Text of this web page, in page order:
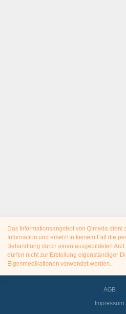
Das Informationsangebot von Qimeda dient
Information und ersetzt in keinem Fall die
Behandlung durch einen ausgebildeten
dürfen nicht zur Erstellung eigenständiger
Eigenmedikationen verwendet werden.
AGB
Impressum